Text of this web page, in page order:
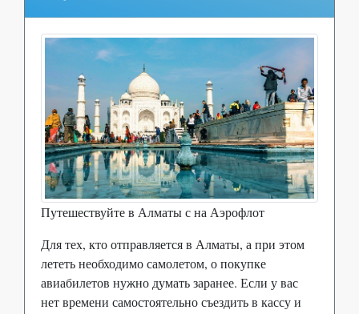
Путешествуйте в Алматы с на Аэрофлот
Для тех, кто отправляется в Алматы, а при этом
лететь необходимо самолетом, о покупке
авиабилетов нужно думать заранее. Если у вас
нет времени самостоятельно съездить в кассу и